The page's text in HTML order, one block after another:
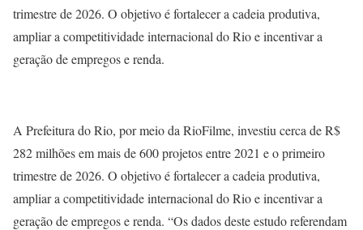
trimestre de 2026. O objetivo é fortalecer a cadeia produtiva,
ampliar a competitividade internacional do Rio e incentivar a
geração de empregos e renda.
A Prefeitura do Rio, por meio da RioFilme, investiu cerca de R$
282 milhões em mais de 600 projetos entre 2021 e o primeiro
trimestre de 2026. O objetivo é fortalecer a cadeia produtiva,
ampliar a competitividade internacional do Rio e incentivar a
geração de empregos e renda. “Os dados deste estudo referendam